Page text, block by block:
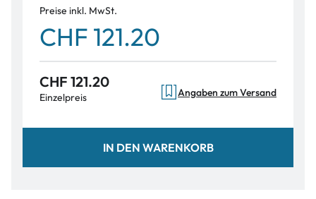
Preise inkl. MwSt.
CHF 121.20
CHF 121.20
Einzelpreis Angaben zum Versand
IN DEN WARENKORB